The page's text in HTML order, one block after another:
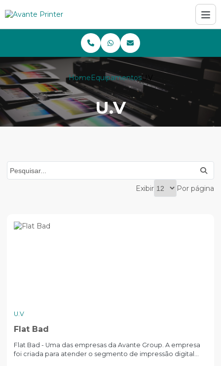
HomeEquipamentosU.V
U.V
Exibir Por página
U.V
Flat Bad
Flat Bad - Uma das empresas da Avante Group. A empresa
foi criada para atender o segmento de impressão digital...